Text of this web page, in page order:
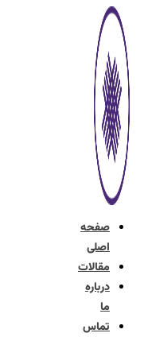
پرش
به
محتوا
صفحه
اصلی
مقالات
درباره
ما
تماس